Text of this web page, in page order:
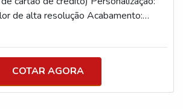
de alta resolução Acabamento:
PVC
são resistentes ao desgaste
longa vida útil. Impressão de Alta
com o logotipo da empresa,
COTAR AGORA